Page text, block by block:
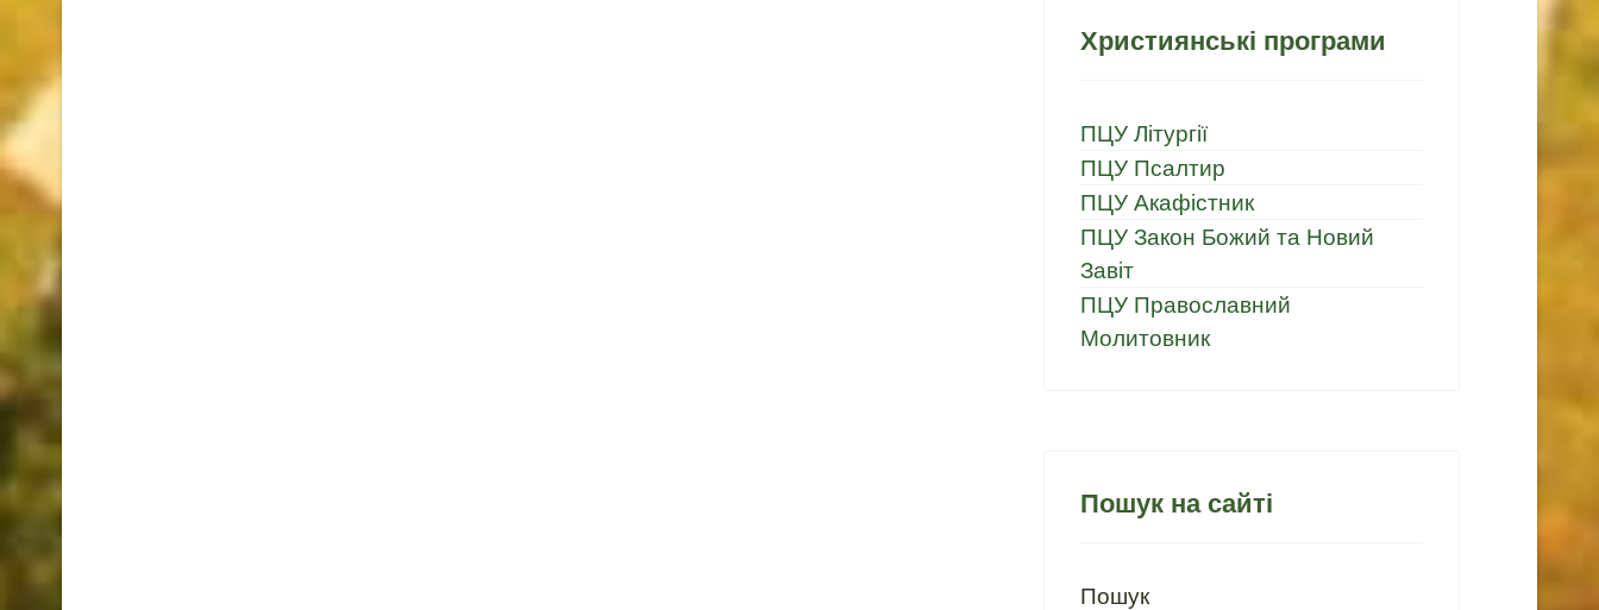
Християнські програми
ПЦУ Літургії
ПЦУ Псалтир
ПЦУ Акафістник
ПЦУ Закон Божий та Новий
Завіт
ПЦУ Православний
Молитовник
Пошук на сайті
Пошук